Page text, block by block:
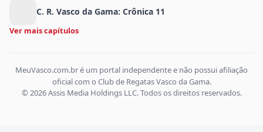
C. R. Vasco da Gama: Crônica 11
Ver mais capítulos
MeuVasco.com.br é um portal independente e não possui afiliação
oficial com o Club de Regatas Vasco da Gama.
© 2026 Assis Media Holdings LLC. Todos os direitos reservados.